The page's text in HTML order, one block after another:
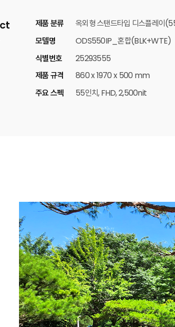
제품 분류
옥외형 스탠드타입 디스플레이
모델명
ODS550IP_혼합(BLK+WTE)
식별번호
25293555
제품 규격
860 x 1970 x 500 mm
주요 스펙
55인치, FHD, 2,500nit